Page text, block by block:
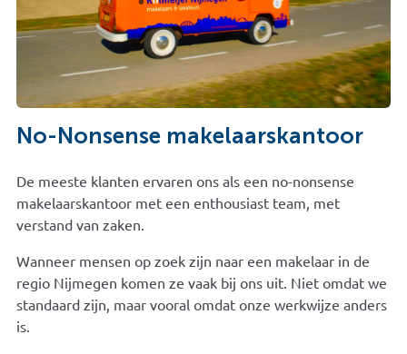
No-Nonsense makelaarskantoor
De meeste klanten ervaren ons als een no-nonsense
makelaarskantoor met een enthousiast team, met
verstand van zaken.
Wanneer mensen op zoek zijn naar een makelaar in de
regio Nijmegen komen ze vaak bij ons uit. Niet omdat we
standaard zijn, maar vooral omdat onze werkwijze anders
is.